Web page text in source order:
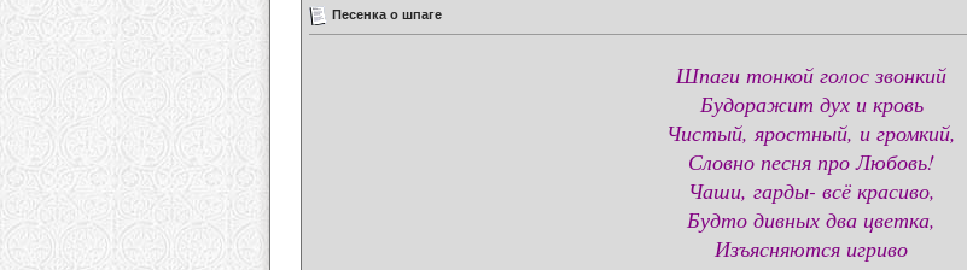
Песенка о шпаге
Шпаги тонкой голос звонкий
Будоражит дух и кровь
Чистый, яростный, и громкий,
Словно песня про Любовь!
Чаши, гарды- всё красиво,
Будто дивных два цветка,
Изъясняются игриво